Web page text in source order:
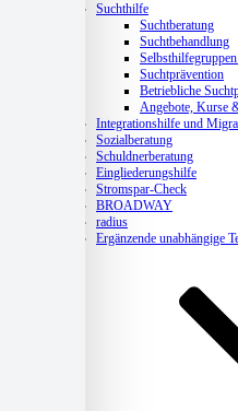
Suchthilfe
Suchtberatung
Suchtbehandlung
Suchtprävention
Betriebliche
Angebote, Kurse
Integrationshilfe und
Sozialberatung
Schuldnerberatung
Eingliederungshilfe
Stromspar-Check
BROADWAY
radius
Ergänzende unabhängige